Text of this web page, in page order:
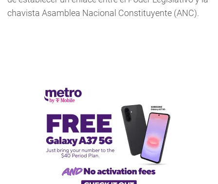
chavista Asamblea Nacional Constituyente (ANC).